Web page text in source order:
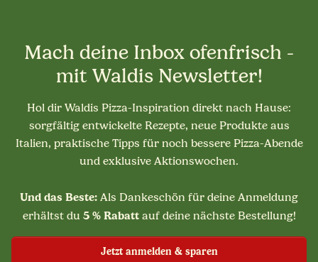
Mach deine Inbox ofenfrisch -
mit Waldis Newsletter!
Hol dir Waldis Pizza-Inspiration direkt nach Hause:
sorgfältig entwickelte Rezepte, neue Produkte aus
Italien, praktische Tipps für noch bessere Pizza-Abende
und exklusive Aktionswochen.
Und das Beste: Als Dankeschön für deine Anmeldung
erhältst du 5 % Rabattauf deine nächste Bestellung!
Jetzt anmelden & sparen